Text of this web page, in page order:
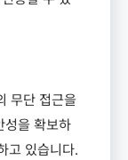
무단 접근을
성을 확보하
고 있습니다.